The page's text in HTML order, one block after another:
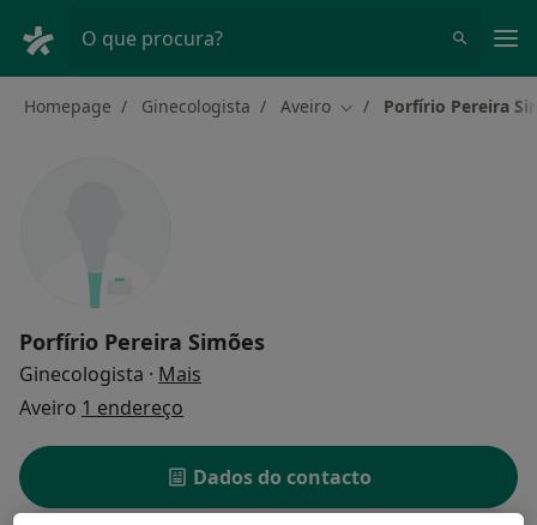
O que procura?
Homepage Ginecologista Aveiro Mudar de cidade
Porfírio Pereira
Porfírio Pereira Simões
Ginecologista · Mais
Aveiro 1 endereço
Dados do contacto